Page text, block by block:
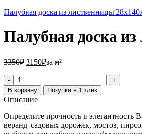
Палубная доска из лиственницы
Палубная доска
3350₽ 3350₽.
3150₽3150₽.
за м²
Количество
товара
Палубная
доска
из
лиственницы
45х140х2000
В корзину Покупка в 1 клик
Описание
Определите прочность и элегантность
веранд, садовых дорожек, мостов,